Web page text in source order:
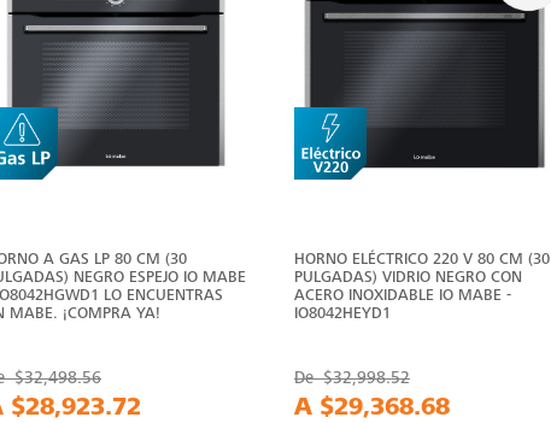
A GAS LP 80 CM (30
NEGRO ESPEJO IO MABE
LO ENCUENTRAS
MABE. ¡COMPRA YA!
$32,498.56
$28,923.72
HORNO ELÉCTRICO 220 V 80 CM (30
PULGADAS) VIDRIO NEGRO CON
ACERO INOXIDABLE IO MABE -
IO8042HEYD1
De$32,998.52
A $29,368.68